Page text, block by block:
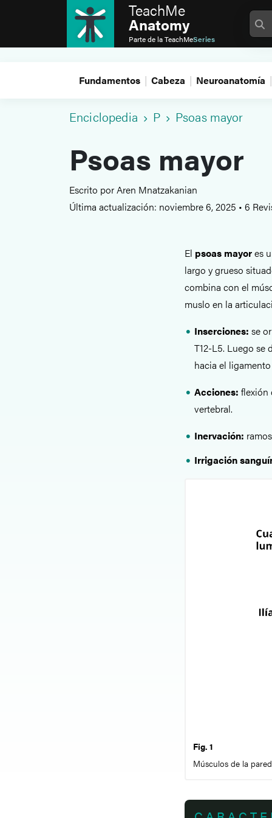
TeachMe
Anatomy
Parte de laTeachMeSeries
Fundamentos Cabeza Neuroanatomía
Enciclopedia P Psoas mayor
Psoas mayor
Escrito por Aren Mnatzakanian
Última actualización: noviembre 6, 2025 • 6
El psoas mayores
largo y grueso
combina con el
muslo en la
Inserciones: se
T12-L5. Luego se
hacia el
Acciones: flexión
vertebral.
Inervación:
Irrigación
Fig. 1
Músculos de la